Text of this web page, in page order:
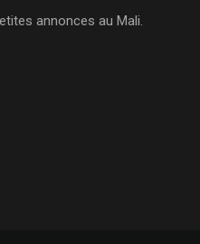
annonces au Mali.